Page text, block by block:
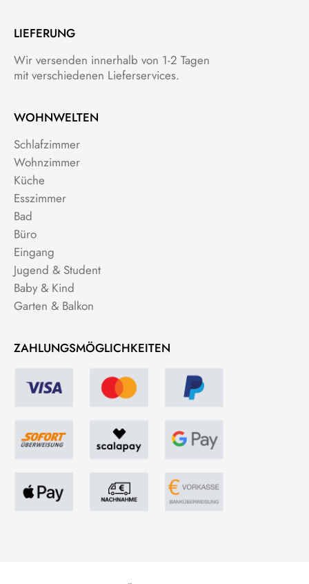
LIEFERUNG
Wir versenden innerhalb von 1-2 Tagen
mit verschiedenen Lieferservices.
WOHNWELTEN
Schlafzimmer
Wohnzimmer
Küche
Esszimmer
Bad
Büro
Eingang
Jugend & Student
Baby & Kind
Garten & Balkon
ZAHLUNGSMÖGLICHKEITEN